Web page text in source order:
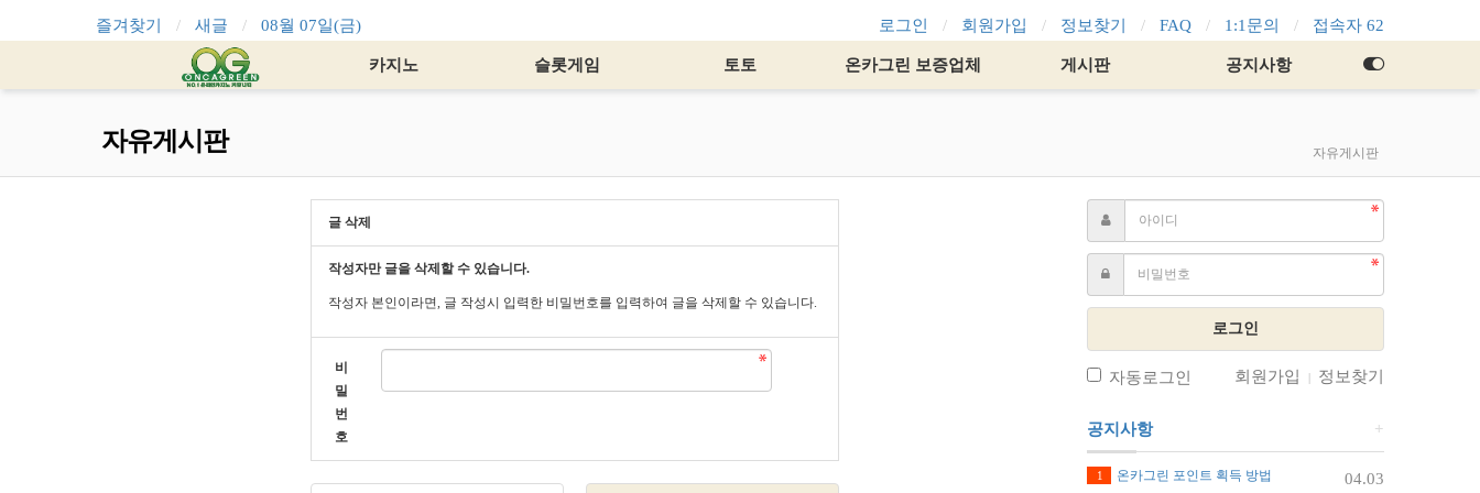
즐겨찾기 새글 08월 07일(금) 로그인 회원가입 정보찾기 FAQ 1:1문의 접속자 62
카지노 슬롯게임 토토 온카그린 보증업체 게시판 공지사항
자유게시판 자유게시판
글 삭제
작성자만 글을 삭제할 수 있습니다.
작성자 본인이라면, 글 작성시 입력한 비밀번호를 입력하여 글을 삭제할 수 있습니다.
비
밀
번
호
로그인
자동로그인 회원가입 | 정보찾기
+
공지사항
04.03
1 온카그린 포인트 획득 방법